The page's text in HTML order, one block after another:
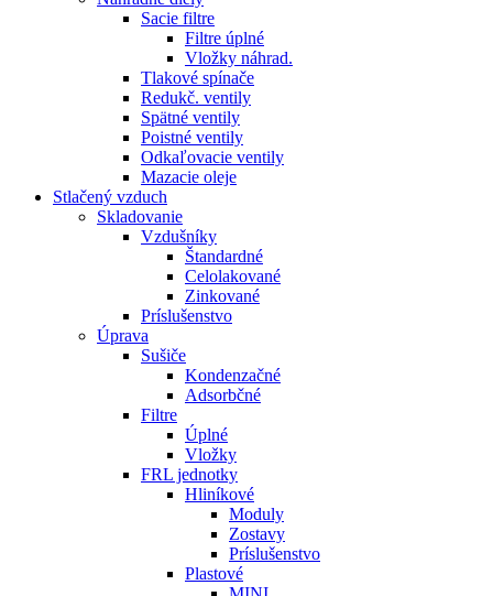
Sacie filtre
Filtre úplné
Vložky náhrad.
Tlakové spínače
Redukč. ventily
Spätné ventily
Poistné ventily
Odkaľovacie ventily
Mazacie oleje
Stlačený vzduch
Skladovanie
Vzdušníky
Štandardné
Celolakované
Zinkované
Príslušenstvo
Úprava
Sušiče
Kondenzačné
Adsorbčné
Filtre
Úplné
Vložky
FRL jednotky
Hliníkové
Moduly
Zostavy
Príslušenstvo
Plastové